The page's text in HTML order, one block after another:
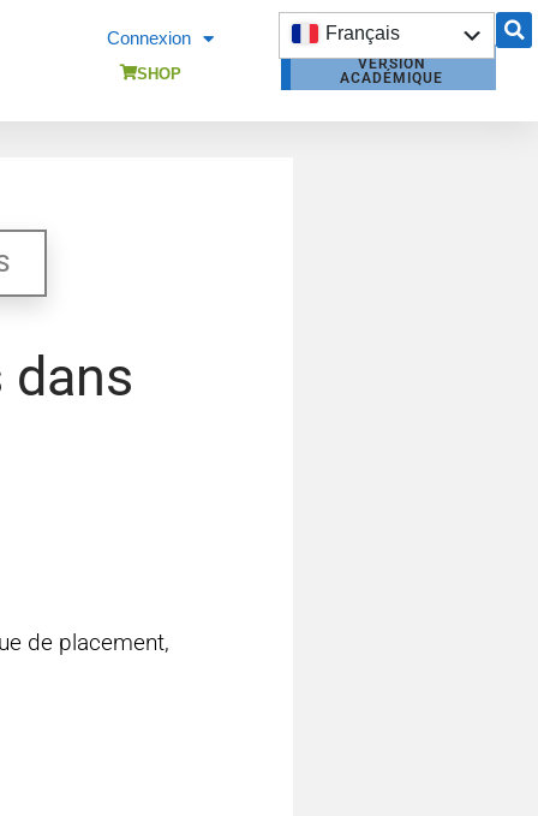
Français
English
VERSION
ACADÉMIQUE
Connexion
SHOP
dans
de placement,